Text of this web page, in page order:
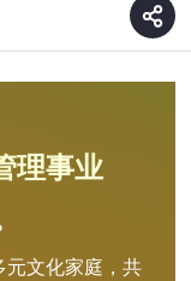
理事业
文化家庭，共